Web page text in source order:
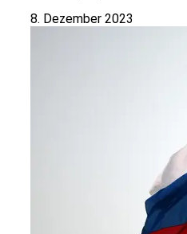
8. Dezember 2023